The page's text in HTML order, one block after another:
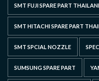
SMT FUJI SPARE PART
SMT HITACHI SPARE PART
SMT SPCIAL NOZZLE
SUMSUNG SPARE PART